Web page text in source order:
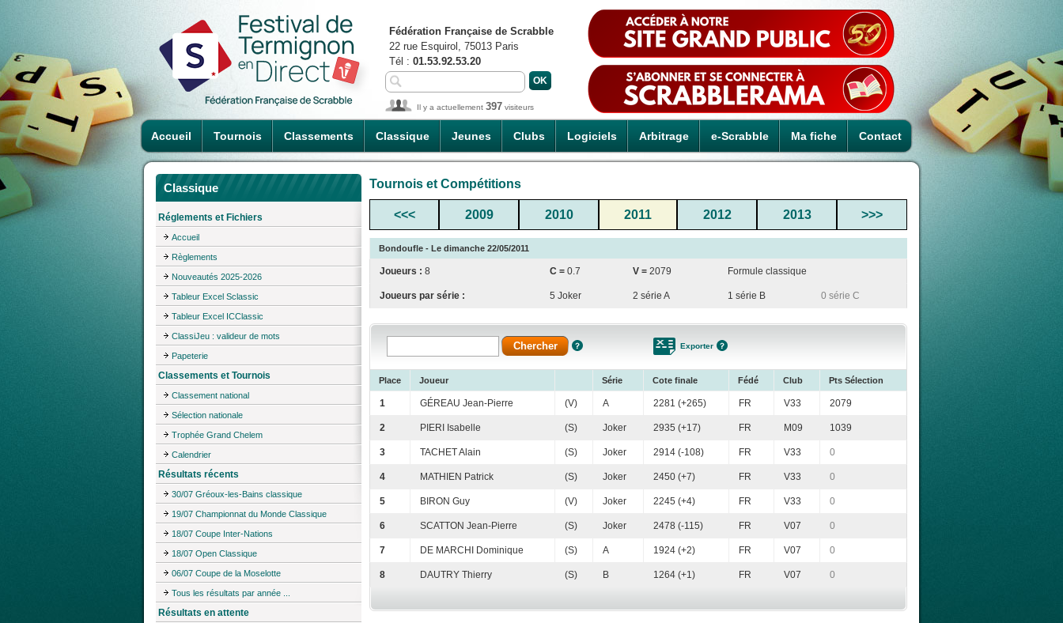
Accueil Tournois Classements Classique Jeunes Clubs Logiciels Arbitrage e-Scrabble Ma fiche Contact
Fédération Française de Scrabble
22 rue Esquirol, 75013 Paris
Tél : 01.53.92.53.20
Il y a actuellement 397 visiteurs
Classique
Réglements et Fichiers
Accueil
Règlements
Nouveautés 2025-2026
Tableur Excel Sclassic
Tableur Excel ICClassic
ClassiJeu : valideur de mots
Papeterie
Classements et Tournois
Classement national
Sélection nationale
Trophée Grand Chelem
Calendrier
Résultats récents
30/07 Gréoux-les-Bains classique
19/07 Championnat du Monde Classique
18/07 Coupe Inter-Nations
18/07 Open Classique
06/07 Coupe de la Moselotte
Tous les résultats par année ...
Résultats en attente
Tournois et Compétitions
<<< 2009 2010 2011 2012 2013 >>>
Bondoufle - Le dimanche 22/05/2011
Joueurs : 8 C = 0.7 V = 2079 Formule classique
Joueurs par série : 5 Joker 2 série A 1 série B 0 série C
Exporter
Place Joueur Série Cote finale Fédé Club Pts Sélection
1 GÉREAU Jean-Pierre (V) A 2281 (+265) FR V33 2079
2 PIERI Isabelle (S) Joker 2935 (+17) FR M09 1039
3 TACHET Alain (S) Joker 2914 (-108) FR V33 0
4 MATHIEN Patrick (S) Joker 2450 (+7) FR V33 0
5 BIRON Guy (V) Joker 2245 (+4) FR V33 0
6 SCATTON Jean-Pierre (S) Joker 2478 (-115) FR V07 0
7 DE MARCHI Dominique (S) A 1924 (+2) FR V07 0
8 DAUTRY Thierry (S) B 1264 (+1) FR V07 0